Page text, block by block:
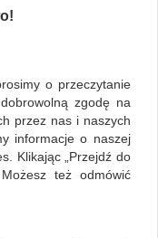
o przeczytanie
zgodę na
przez nas i naszych
informacje o naszej
Klikając „Przejdź do
też odmówić